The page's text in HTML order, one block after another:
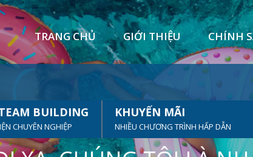
TRANG CHỦ GIỚI THIỆU CHÍNH
BUILDING
CHUYÊN NGHIỆP
KHUYẾN MÃI
NHIỀU CHƯƠNG TRÌNH HẤP DẪN